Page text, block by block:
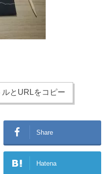
とURLをコピー
Share
Hatena